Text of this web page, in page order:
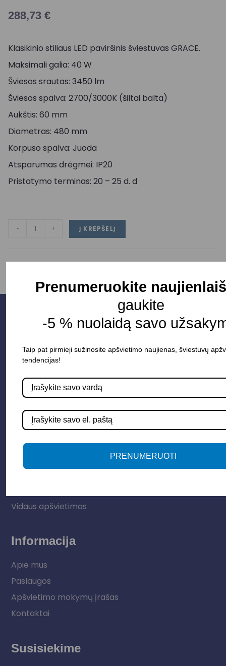
288,73 €
Klasikinio stiliaus LED paviršinis šviestuvas GRACE.
Maksimali galia: 40 W
Šviesos srautas: 3450 lm
Šviesos spalva: 2700/3000K (šiltai balta)
Aukštis: 60 mm
Diametras: 480 mm
Korpuso spalva: Juoda
Atsparumas drėgmei: IP20
Pristatymo terminas: 20 – 25 d. d
- + Į KREPŠELĮ
Parduotuvė
Apšvietimo sistemos
Vidaus apšvietimas
Informacija
Apie mus
Paslaugos
Apšvietimo mokymų įrašas
Kontaktai
Susisiekime
Prenumeruokite
gaukite
-5 % nuolaidą savo
Taip pat pirmieji sužinosite apšvietimo naujienas, šviestuvų
tendencijas!
PRENUMERUOTI